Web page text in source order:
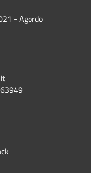
- Agordo